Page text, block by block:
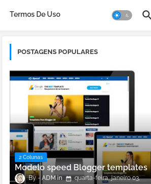
Termos De Uso
POSTAGENS POPULARES
2 Colunas
Modelo speed Blogger templates
ADM
quarta-feira, janeiro 03,